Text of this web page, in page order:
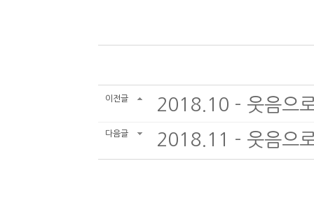
이전글 2018.10 - 웃음으
다음글 2018.11 - 웃음으